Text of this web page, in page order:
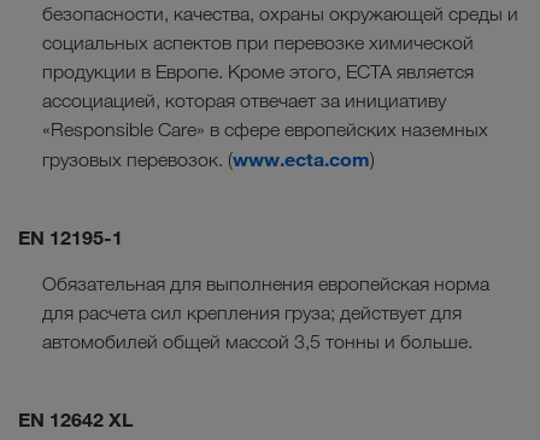
безопасности, качества, охраны окружающей среды и
социальных аспектов при перевозке химической
продукции в Европе. Кроме этого, ECTA является
ассоциацией, которая отвечает за инициативу
«Responsible Care» в сфере европейских наземных
грузовых перевозок. (www.ecta.com)
EN 12195-1
Обязательная для выполнения европейская норма
для расчета сил крепления груза; действует для
автомобилей общей массой 3,5 тонны и больше.
EN 12642 XL